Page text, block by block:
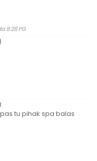
8:28 PG
tu pihak spa balas